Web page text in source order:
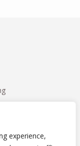
experience,